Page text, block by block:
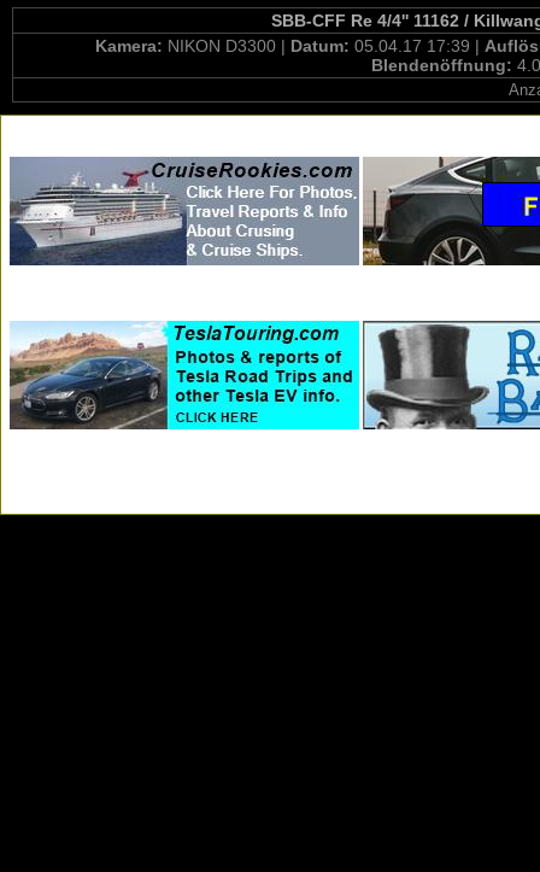
SBB-CFF Re 4/4'' 11162 /
Kamera: NIKON D3300 | Datum: 05.04.17 17:39 |
Blendenöffnung: